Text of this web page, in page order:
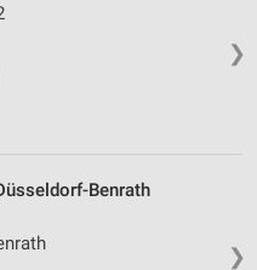
❯
❯
Benrath